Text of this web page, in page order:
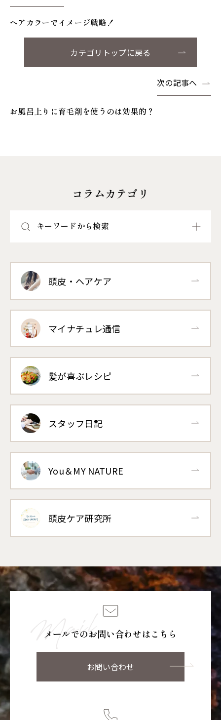
ヘアカラーでイメージ戦略！
カテゴリトップに戻る
次の記事へ
お風呂上りに育毛剤を使うのは効果的？
コラムカテゴリ
キーワードから検索
頭皮・ヘアケア
マイナチュレ通信
髪が喜ぶレシピ
スタッフ日記
You＆MY NATURE
頭皮ケア研究所
メールでのお問い合わせはこちら
お問い合わせ